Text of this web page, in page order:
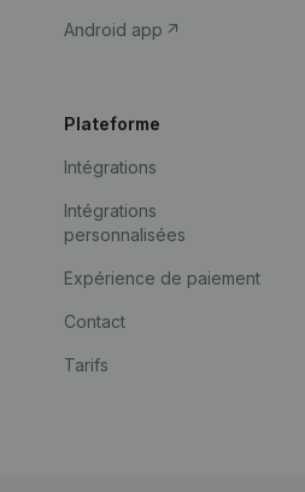
Android app
Plateforme
Intégrations
Intégrations
personnalisées
Expérience de paiement
Contact
Tarifs